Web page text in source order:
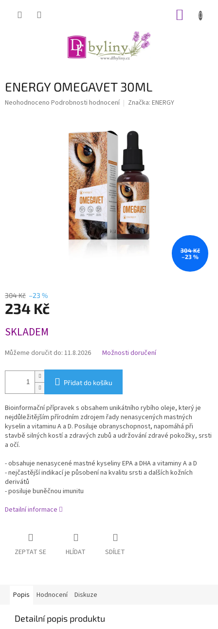
ENERGY OMEGAVET 30ML
Průměrné
Neohodnoceno Podrobnosti hodnocení Značka: ENERGY
304 Kč
–23 %
304 Kč –23 %
234 Kč
cena:
SKLADEM
Můžeme doručit do: 11.8.2026 Možnosti doručení
Přidat do košíku
Bioinformační přípravek s obsahem unikátního rybího oleje, který je
nejdůležitějším přírodním zdrojem řady nenasycených mastných
kyselin a vitaminu A a D. Posiluje obranyschopnost, napomáhá při
stavbě silných kostí a zdravých zubů a udržování zdravé pokožky, srsti
a očí.
- obsahuje nenasycené mastné kyseliny EPA a DHA a vitaminy A a D
- nejčastější indikací je působení na kvalitu srsti a dalších kožních
derivátů
- posiluje buněčnou imunitu
Detailní informace
ZEPTAT SE HLÍDAT SDÍLET
Popis Hodnocení Diskuze
Detailní popis produktu